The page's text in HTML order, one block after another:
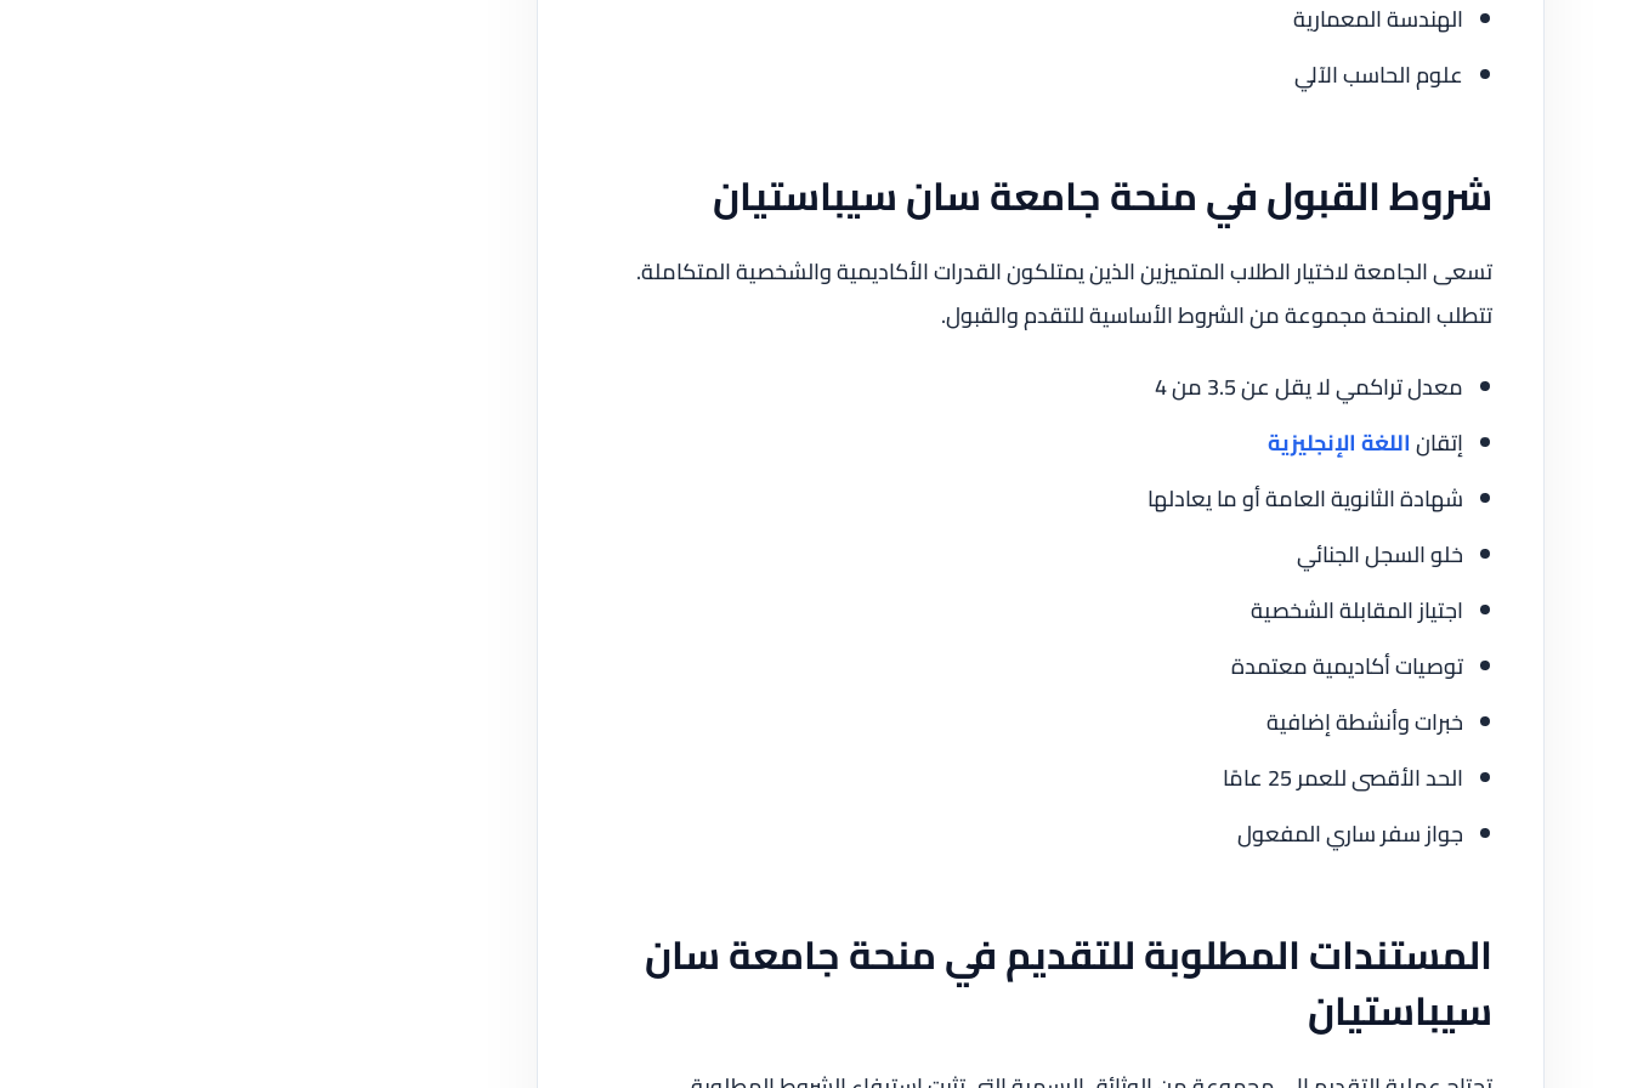
الهندسة المعمارية
علوم الحاسب الآلي
شروط القبول في منحة جامعة سان سيباستيان
تسعى الجامعة لاختيار الطلاب المتميزين الذين يمتلكون القدرات الأكاديمية والشخصية المتكاملة.
تتطلب المنحة مجموعة من الشروط الأساسية للتقدم والقبول.
معدل تراكمي لا يقل عن 3.5 من 4
إتقاناللغة الإنجليزية
شهادة الثانوية العامة أو ما يعادلها
خلو السجل الجنائي
اجتياز المقابلة الشخصية
توصيات أكاديمية معتمدة
خبرات وأنشطة إضافية
الحد الأقصى للعمر 25 عامًا
جواز سفر ساري المفعول
المستندات المطلوبة للتقديم في منحة جامعة سان
سيباستيان